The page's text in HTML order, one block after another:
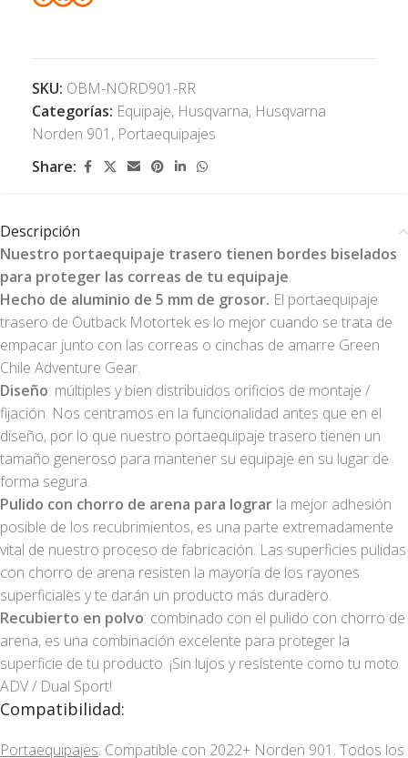
SKU: OBM-NORD901-RR
Categorías: Equipaje, Husqvarna, Husqvarna
Norden 901 , Portaequipajes
Share:
Descripción
Nuestro portaequipaje trasero tienen bordes biselados
para proteger las correas de tu equipaje.
Hecho de aluminio de 5 mm de grosor. El portaequipaje
trasero de Outback Motortek es lo mejor cuando se trata de
empacar junto con las correas o cinchas de amarre Green
Chile Adventure Gear.
Diseño: múltiples y bien distribuidos orificios de montaje /
fijación. Nos centramos en la funcionalidad antes que en el
diseño, por lo que nuestro portaequipaje trasero tienen un
tamaño generoso para mantener su equipaje en su lugar de
forma segura.
Pulido con chorro de arena para lograr la mejor adhesión
posible de los recubrimientos, es una parte extremadamente
vital de nuestro proceso de fabricación. Las superficies pulidas
con chorro de arena resisten la mayoría de los rayones
superficiales y te darán un producto más duradero.
Recubierto en polvo: combinado con el pulido con chorro de
arena, es una combinación excelente para proteger la
superficie de tu producto. ¡Sin lujos y resistente como tu moto
ADV / Dual Sport!
Compatibilidad:
Portaequipajes: Compatible con 2022+ Norden 901. Todos los